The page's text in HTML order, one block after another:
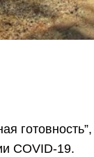
COVID-19.